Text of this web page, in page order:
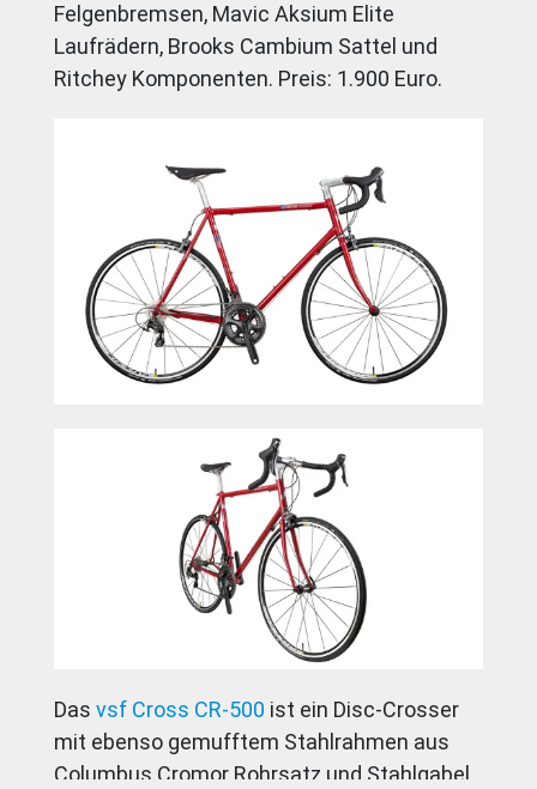
Felgenbremsen, Mavic Aksium Elite
Laufrädern, Brooks Cambium Sattel und
Ritchey Komponenten. Preis: 1.900 Euro.
Das vsf Cross CR-500 ist ein Disc-Crosser
mit ebenso gemufftem Stahlrahmen aus
Columbus Cromor Rohrsatz und Stahlgabel.